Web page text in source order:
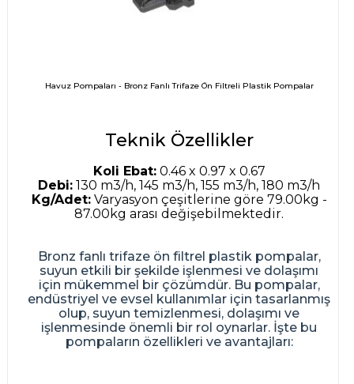
Havuz Pompaları - Bronz Fanlı Trifaze Ön Filtreli Plastik Pompalar
Teknik Özellikler
Koli Ebat:0.46 x 0.97 x 0.67
Debi: 130 m3/h, 145 m3/h, 155 m3/h, 180 m3/h
Kg/Adet:Varyasyon çeşitlerine göre 79.00kg -
87.00kg arası değişebilmektedir.
Bronz fanlı trifaze ön filtrel plastik pompalar,
suyun etkili bir şekilde işlenmesi ve dolaşımı
için mükemmel bir çözümdür. Bu pompalar,
endüstriyel ve evsel kullanımlar için tasarlanmış
olup, suyun temizlenmesi, dolaşımı ve
işlenmesinde önemli bir rol oynarlar. İşte bu
pompaların özellikleri ve avantajları: